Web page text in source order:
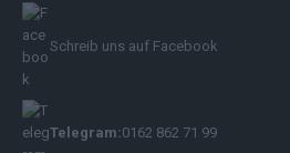
Schreib uns auf Facebook
Telegram:0162 862 71 99